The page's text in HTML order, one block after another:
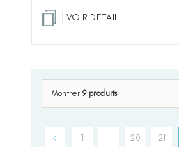
VOIR DETAIL
Montrer 9 produits
1 … 20 21